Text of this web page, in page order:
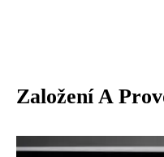
Založení A